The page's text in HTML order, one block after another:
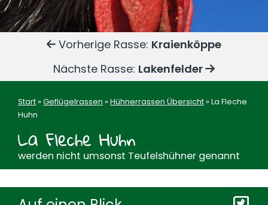
Vorherige Rasse: Kraienköppe
Nächste Rasse: Lakenfelder
Start »Geflügelrassen »Hühnerrassen Übersicht »La Fleche
Huhn
La Fleche Huhn
werden nicht umsonst Teufelshühner genannt